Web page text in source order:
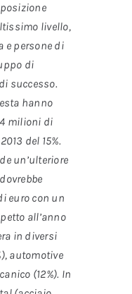
livello,
e persone di
di
successo.
hanno
milioni di
del 15%.
un’ulteriore
euro con un
all’anno
in diversi
automotive
(12%). In